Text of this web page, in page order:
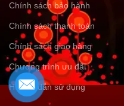
Chính sách bảo hành
Chính sách thanh toán
Chính sách giao hàng
Chương trình ưu đãi
Hướng dẫn sử dụng